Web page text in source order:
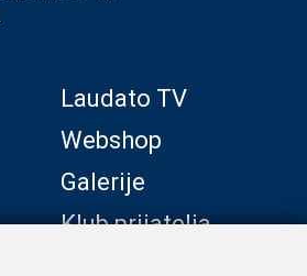
Laudato TV
Webshop
Galerije
Klub prijatelja